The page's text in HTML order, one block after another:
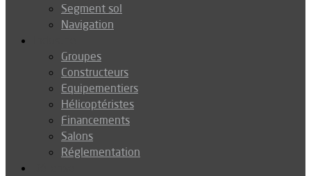
Segment sol
Navigation
Groupes
Constructeurs
Equipementiers
Hélicoptéristes
Financements
Salons
Réglementation